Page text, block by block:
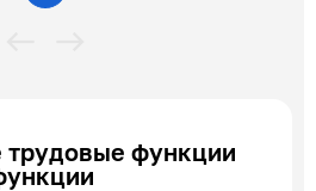
функции